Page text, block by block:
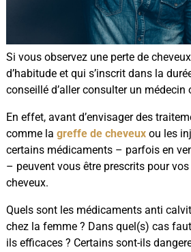
Si vous observez une perte de
d’habitude et qui s’inscrit dans la
conseillé d’aller consulter un
En effet, avant d’envisager des
comme la greffe de cheveuxou les
certains médicaments – parfois en
– peuvent vous être prescrits pour
cheveux.
Quels sont les médicaments anti
chez la femme ? Dans quel(s) cas
ils efficaces ? Certains sont-ils